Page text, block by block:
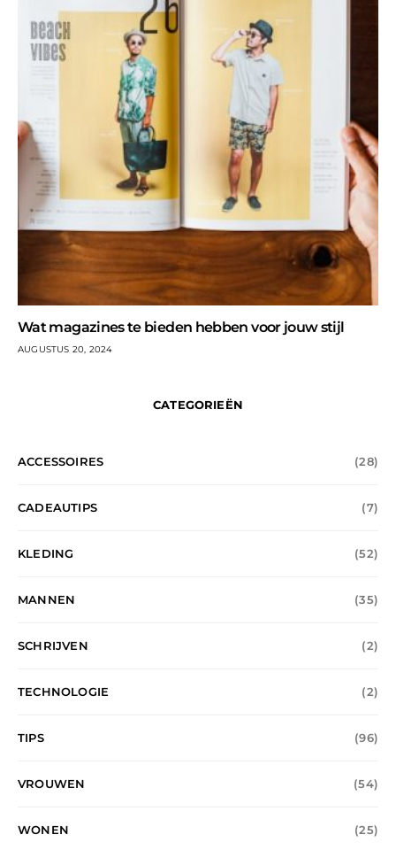
Wat magazines te bieden hebben voor jouw stijl
AUGUSTUS 20, 2024
CATEGORIEËN
ACCESSOIRES (28)
CADEAUTIPS (7)
KLEDING (52)
MANNEN (35)
SCHRIJVEN (2)
TECHNOLOGIE (2)
TIPS (96)
VROUWEN (54)
WONEN (25)